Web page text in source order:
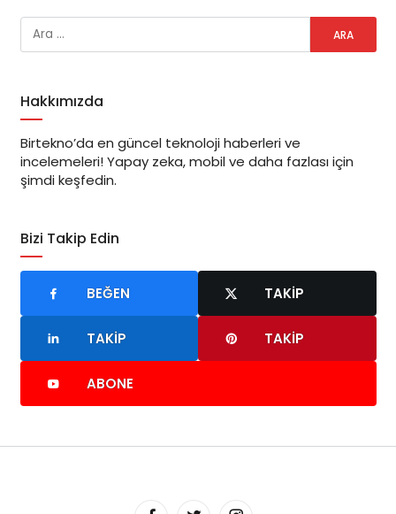
Hakkımızda
Birtekno’da en güncel teknoloji haberleri ve
incelemeleri! Yapay zeka, mobil ve daha fazlası için
şimdi keşfedin.
Bizi Takip Edin
BEĞEN TAKIP
TAKIP TAKIP
ABONE